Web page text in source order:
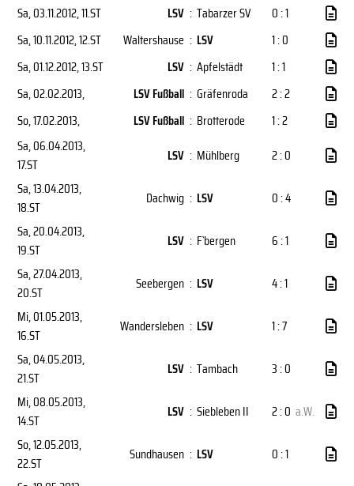
Sa, 03.11.2012, 11.ST LSV : Tabarzer SV
0 : 1
Sa, 10.11.2012, 12.ST Waltershause : LSV
1 : 0
Sa, 01.12.2012, 13.ST LSV : Apfelstädt
1 : 1
Sa, 02.02.2013, LSV Fußball : Gräfenroda
2 : 2
So, 17.02.2013, LSV Fußball : Brotterode
1 : 2
Sa, 06.04.2013,
17.ST
LSV : Mühlberg
2 : 0
Sa, 13.04.2013,
18.ST
Dachwig : LSV
0 : 4
Sa, 20.04.2013,
19.ST
LSV : F`bergen
6 : 1
Sa, 27.04.2013,
20.ST
Seebergen : LSV
4 : 1
Mi, 01.05.2013,
16.ST
Wandersleben : LSV
1 : 7
Sa, 04.05.2013,
21.ST
LSV : Tambach
3 : 0
Mi, 08.05.2013,
14.ST
LSV : Siebleben II 2 : 0 a.W.
So, 12.05.2013,
22.ST
Sundhausen : LSV
0 : 1